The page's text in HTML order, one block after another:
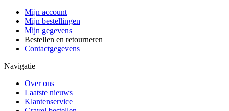
Mijn account
Mijn bestellingen
Mijn gegevens
Bestellen en retourneren
Contactgegevens
Navigatie
Over ons
Laatste nieuws
Klantenservice